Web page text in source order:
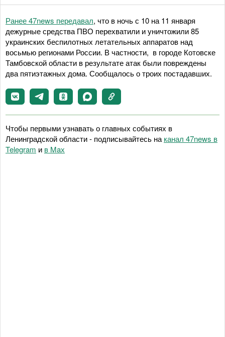
Ранее 47news передавал, что в ночь с 10 на 11 января
дежурные средства ПВО перехватили и уничтожили 85
украинских беспилотных летательных аппаратов над
восьмью регионами России. В частности, в городе Котовске
Тамбовской области в результате атак были повреждены
два пятиэтажных дома. Сообщалось о троих постадавших.
Чтобы первыми узнавать о главных событиях в
Ленинградской области - подписывайтесь на канал 47news в
Telegram и в Maх